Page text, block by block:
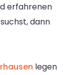
erfahrenen
suchst, dann
legen